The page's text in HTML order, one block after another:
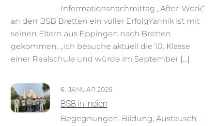
Informationsnachmittag „After-Work“
an den BSB Bretten ein voller ErfolgYannik ist mit
seinen Eltern aus Eppingen nach Bretten
gekommen. „Ich besuche aktuell die 10. Klasse
einer Realschule und würde im September […]
6. JANUAR 2026
BSB in Indien
Begegnungen, Bildung, Austausch –